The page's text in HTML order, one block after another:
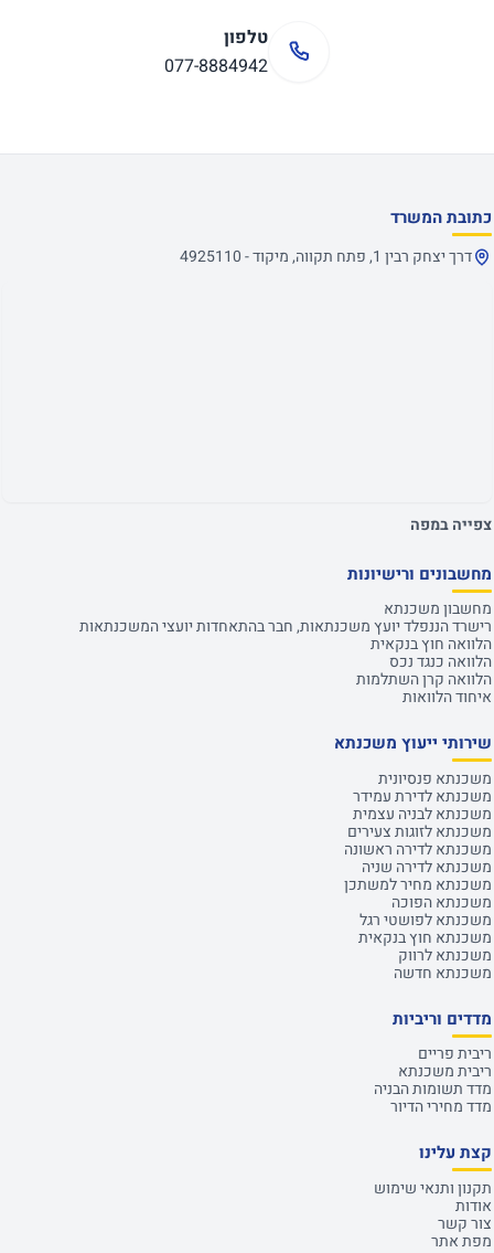
טלפון
077-8884942
כתובת המשרד
דרך יצחק רבין 1, פתח תקווה, מיקוד - 4925110
צפייה במפה
מחשבונים ורישיונות
מחשבון משכנתא
רישרד הננפלד יועץ משכנתאות, חבר בהתאחדות יועצי המשכנתאות
הלוואה חוץ בנקאית
הלוואה כנגד נכס
הלוואה קרן השתלמות
איחוד הלוואות
שירותי ייעוץ משכנתא
משכנתא פנסיונית
משכנתא לדירת עמידר
משכנתא לבניה עצמית
משכנתא לזוגות צעירים
משכנתא לדירה ראשונה
משכנתא לדירה שניה
משכנתא מחיר למשתכן
משכנתא הפוכה
משכנתא לפושטי רגל
משכנתא חוץ בנקאית
משכנתא לרווק
משכנתא חדשה
מדדים וריביות
ריבית פריים
ריבית משכנתא
מדד תשומות הבניה
מדד מחירי הדיור
קצת עלינו
תקנון ותנאי שימוש
אודות
צור קשר
מפת אתר